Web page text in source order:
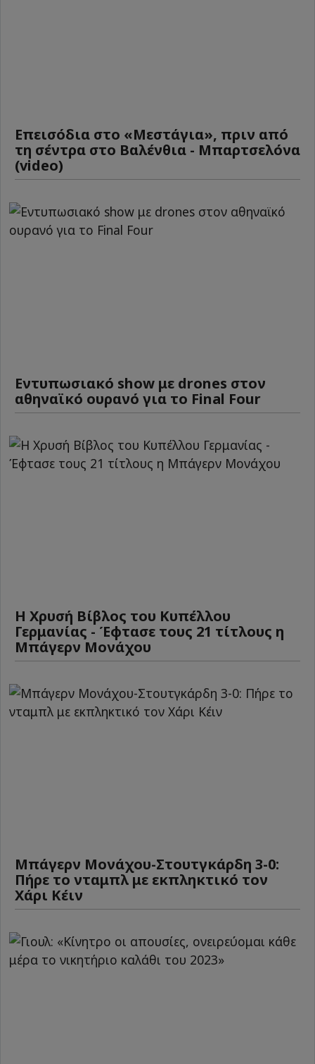
Επεισόδια στο «Μεστάγια», πριν από
τη σέντρα στο Βαλένθια - Μπαρτσελόνα
(video)
Εντυπωσιακό show με drones στον
αθηναϊκό ουρανό για το Final Four
Η Χρυσή Βίβλος του Κυπέλλου
Γερμανίας - Έφτασε τους 21 τίτλους η
Μπάγερν Μονάχου
Μπάγερν Μονάχου-Στουτγκάρδη 3-0:
Πήρε το νταμπλ με εκπληκτικό τον
Χάρι Κέιν